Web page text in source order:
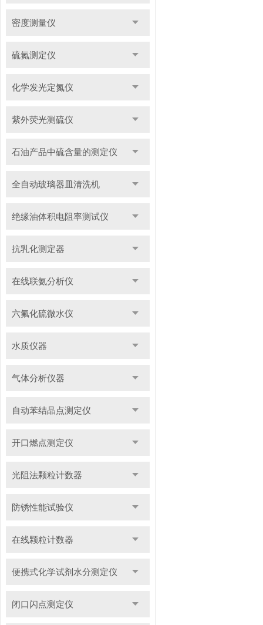
密度测量仪
硫氮测定仪
化学发光定氮仪
紫外荧光测硫仪
石油产品中硫含量的测定仪
全自动玻璃器皿清洗机
绝缘油体积电阻率测试仪
抗乳化测定器
在线联氨分析仪
六氟化硫微水仪
水质仪器
气体分析仪器
自动苯结晶点测定仪
开口燃点测定仪
光阻法颗粒计数器
防锈性能试验仪
在线颗粒计数器
便携式化学试剂水分测定仪
闭口闪点测定仪